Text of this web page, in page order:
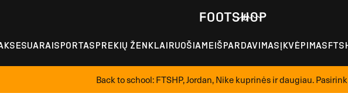
SPORTASPREKIŲ ŽENKLAIRUOŠIAMEIŠPARDAVIMASĮKVĖPIMAS
Back to school: FTSHP, Jordan, Nike kuprinės ir daugiau.